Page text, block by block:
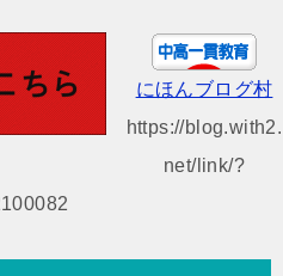
にほんブログ村
https://blog.with2.
net/link/?